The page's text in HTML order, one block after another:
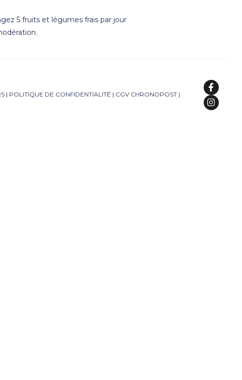
5 fruits et légumes frais par jour
| POLITIQUE DE CONFIDENTIALITÉ | CGV CHRONOPOST |